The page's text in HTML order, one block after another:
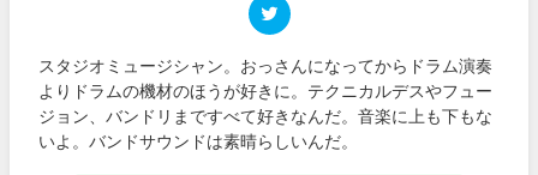
スタジオミュージシャン。おっさんになってからドラム演奏
よりドラムの機材のほうが好きに。テクニカルデスやフュー
ジョン、バンドリまですべて好きなんだ。音楽に上も下もな
いよ。バンドサウンドは素晴らしいんだ。